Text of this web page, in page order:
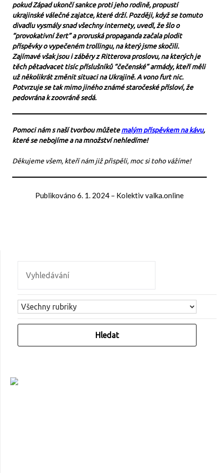
pokud Západ ukončí sankce proti jeho rodině, propustí
ukrajinské válečné zajatce, které drží. Později, když se tomuto
divadlu vysmály snad všechny internety, uvedl, že šlo o
“provokativní žert” a proruská propaganda začala plodit
příspěvky o vypečeném trollingu, na který jsme skočili.
Zajímavé však jsou i záběry z Ritterova proslovu, na kterých je
těch pětadvacet tisíc příslušníků “čečenské” armády, kteří měli
už několikrát změnit situaci na Ukrajině. A vono furt nic.
Potvrzuje se tak mimo jiného známé staročeské přísloví, že
pedovrána k zoovráně sedá.
Pomoci nám s naší tvorbou můžetemalým příspěvkem na kávu,
které se nebojíme a na množství nehledíme!
Děkujeme všem, kteří nám již přispěli, moc si toho vážíme!
Publikováno 6. 1. 2024 – Kolektiv valka.online